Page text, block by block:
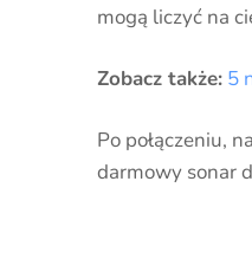
mogą liczyć na
Zobacz także: 5
Po połączeniu,
darmowy sonar